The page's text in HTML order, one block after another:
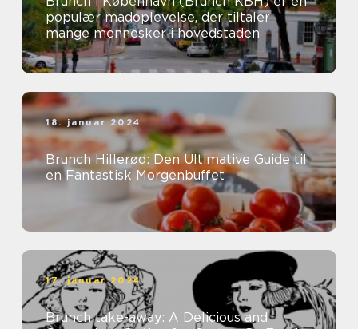
populær madoplevelse, der tiltaler
mange mennesker i hovedstaden
18. januar 2024
Brunch Hillerød: Den Ultimative Guide til
en Fantastisk Morgenbuffet
17. januar 2024
Brunch take-away: A Delicious and